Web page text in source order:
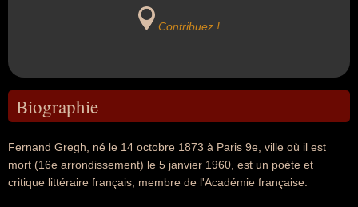
Contribuez !
Biographie
Fernand Gregh, né le 14 octobre 1873 à Paris 9e, ville où il est
mort (16e arrondissement) le 5 janvier 1960, est un poète et
critique littéraire français, membre de l'Académie française.